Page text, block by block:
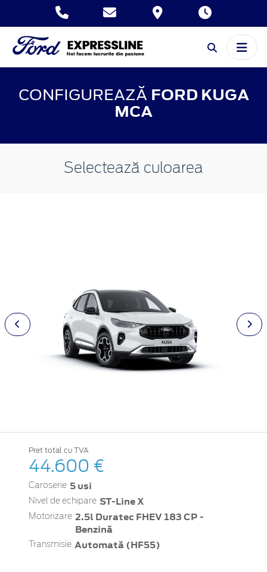
CONFIGUREAZĂ FORD KUGA
MCA
Selectează culoarea
Pret total cu TVA
44.600 €
Caroserie 5 usi
Nivel de echipare ST-Line X
Motorizare 2.5l Duratec FHEV 183 CP -
Benzină
Transmisie Automată (HF55)